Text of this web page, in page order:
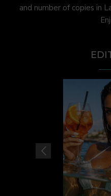
and number of copies in